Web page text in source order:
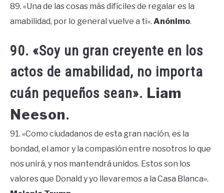
89. «Una de las cosas más difíciles de regalar es la
amabilidad, por lo general vuelve a ti». Anónimo.
90. «Soy un gran creyente en los
actos de amabilidad, no importa
cuán pequeños sean». Liam
Neeson.
91. «Como ciudadanos de esta gran nación, es la
bondad, el amor y la compasión entre nosotros lo que
nos unirá, y nos mantendrá unidos. Estos son los
valores que Donald y yo llevaremos a la Casa Blanca».